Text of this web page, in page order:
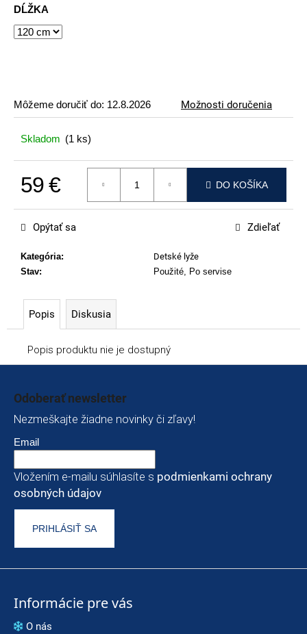
DĹŽKA
Môžeme doručiť do: 12.8.2026 Možnosti doručenia
Skladom (1 ks)
59 €
Jednotková cena:
DO KOŠÍKA
Kategória:
Detské lyže
Stav: Použité, Po servise
Opýtať sa Zdieľať
Popis Diskusia
Popis produktu nie je dostupný
t
e
j
s
?
O
d
o
ú
a
m
e
REDSTER
J2(SPORT
HAUBER
EDITION)
Odoberať newsletter
Nezmeškajte žiadne novinky či zľavy!
Email
Vložením e-mailu súhlasíte s podmienkami ochrany
osobných údajov
PRIHLÁSIŤ SA
Informácie pre vás
O nás